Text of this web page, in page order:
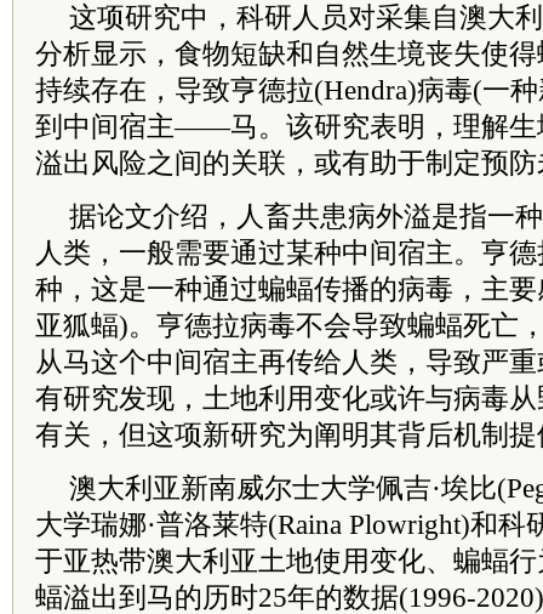
这项研究中，科研人员对采集自澳大
分析显示，食物短缺和自然生境丧失使
持续存在，导致亨德拉(Hendra)病毒(一
到中间宿主——马。该研究表明，理解生
溢出风险之间的关联，或有助于制定预
据论文介绍，人畜共患病外溢是指一
人类，一般需要通过某种中间宿主。亨
种，这是一种通过蝙蝠传播的病毒，主
亚狐蝠)。亨德拉病毒不会导致蝙蝠死亡
从马这个中间宿主再传给人类，导致严
有研究发现，土地利用变化或许与病毒
有关，但这项新研究为阐明其背后机制
澳大利亚新南威尔士大学佩吉·埃比
大学瑞娜·普洛莱特(Raina Plowright)和
于亚热带澳大利亚土地使用变化、蝙蝠
蝠溢出到马的历时25年的数据(1996-